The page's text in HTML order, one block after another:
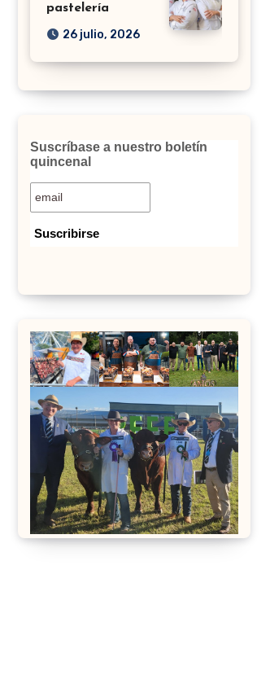
pastelería
26 julio, 2026
Suscríbase a nuestro boletín
quincenal